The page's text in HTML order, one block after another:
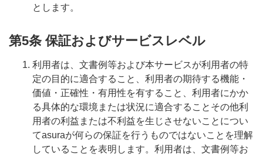
とします。
第5条 保証およびサービスレベル
利用者は、文書例等および本サービスが利用者の特
定の目的に適合すること、利用者の期待する機能・
価値・正確性・有用性を有すること、利用者にかか
る具体的な環境または状況に適合することその他利
用者の利益または不利益を生じさせないことについ
てasuraが何らの保証を行うものではないことを理解
していることを表明します。利用者は、文書例等お